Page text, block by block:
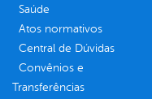
Saúde
Atos normativos
Central de Dúvidas
Convênios e
Transferências